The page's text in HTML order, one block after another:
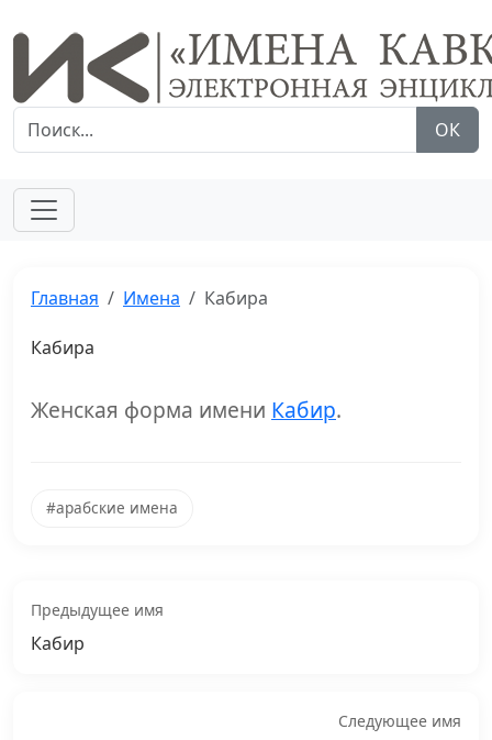
ОК
Главная Имена Кабира
Кабира
Женская форма имени Кабир.
#арабские имена
Предыдущее имя
Кабир
Следующее имя